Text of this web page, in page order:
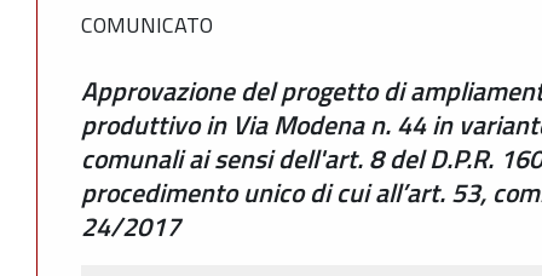
COMUNICATO
Approvazione del progetto di
produttivo in Via Modena n. 44 in
comunali ai sensi dell'art. 8 del D.P.R.
procedimento unico di cui all’art. 53,
24/2017